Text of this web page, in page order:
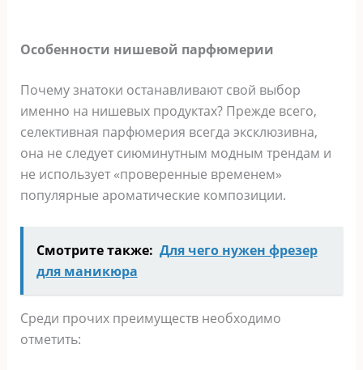
Особенности нишевой парфюмерии
Почему знатоки останавливают свой выбор
именно на нишевых продуктах? Прежде всего,
селективная парфюмерия всегда эксклюзивна,
она не следует сиюминутным модным трендам и
не использует «проверенные временем»
популярные ароматические композиции.
Смотрите также: Для чего нужен фрезер
для маникюра
Среди прочих преимуществ необходимо
отметить: